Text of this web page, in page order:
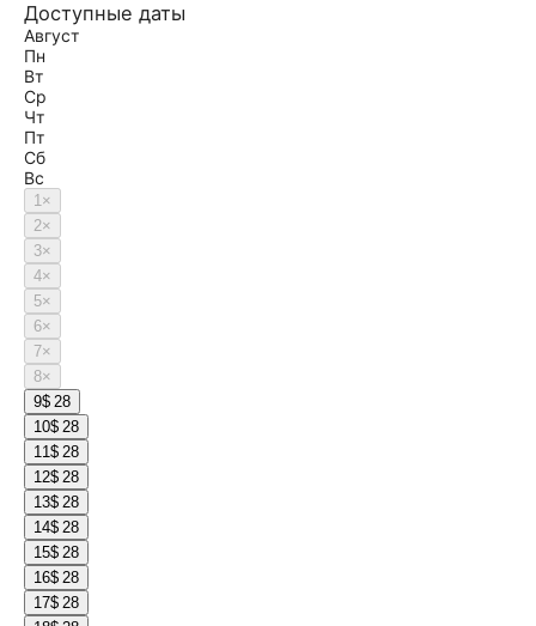
Доступные даты
Август
Пн
Вт
Ср
Чт
Пт
Сб
Вс
1×
2×
3×
4×
5×
6×
7×
8×
9$ 28
10$ 28
11$ 28
12$ 28
13$ 28
14$ 28
15$ 28
16$ 28
17$ 28